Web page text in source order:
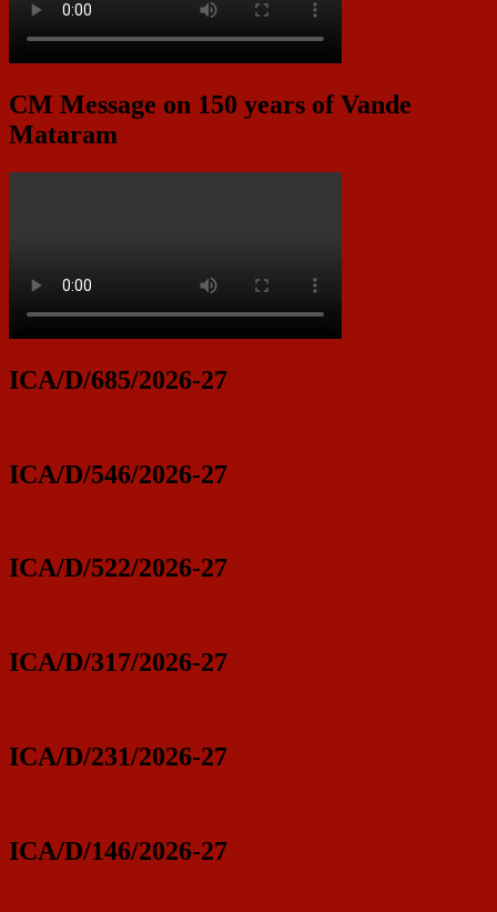
CM Message on 150 years of Vande
Mataram
ICA/D/685/2026-27
ICA/D/546/2026-27
ICA/D/522/2026-27
ICA/D/317/2026-27
ICA/D/231/2026-27
ICA/D/146/2026-27